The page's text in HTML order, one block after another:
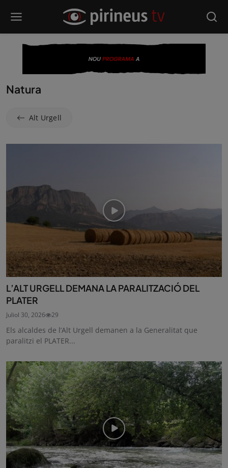
Natura
Alt Urgell
L’ALT URGELL DEMANA LA PARALITZACIÓ DEL
PLATER
Juliol 30, 2026 29
Els alcaldes de l’Alt Urgell demanen a la Generalitat que
paralitzi el PLATER...